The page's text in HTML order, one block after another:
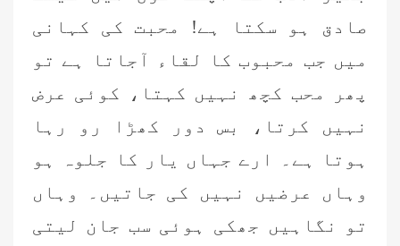
صادق ہو سکتا ہے! محبت کی کہانی
میں جب محبوب کا لقاء آجاتا ہے تو
پھر محب کچھ نہیں کہتا، کوئی عرض
نہیں کرتا، بس دور کھڑا رو رہا
ہوتا ہے۔ ارے جہاں یار کا جلوہ ہو
وہاں عرضیں نہیں کی جاتیں۔ وہاں
تو نگاہیں جھکی ہوئی سب جان لیتی